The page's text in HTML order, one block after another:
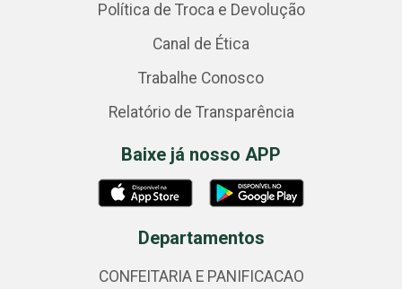
Política de Troca e Devolução
Canal de Ética
Trabalhe Conosco
Relatório de Transparência
Baixe já nosso APP
Departamentos
CONFEITARIA E PANIFICACAO